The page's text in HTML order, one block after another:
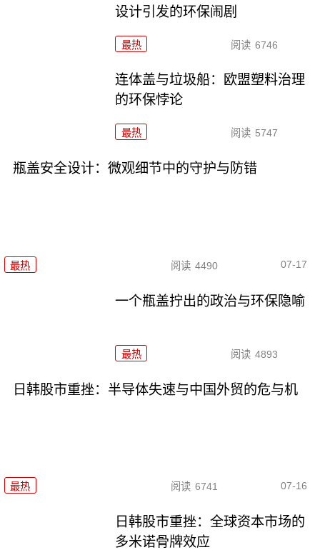
设计引发的环保闹剧
最热 阅读 6746
连体盖与垃圾船：欧盟塑料治理
的环保悖论
最热 阅读 5747
瓶盖安全设计：微观细节中的守护与防错
最热 阅读 4490 07-17
一个瓶盖拧出的政治与环保隐喻
最热 阅读 4893
日韩股市重挫：半导体失速与中国外贸的危与机
最热 阅读 6741 07-16
日韩股市重挫：全球资本市场的
多米诺骨牌效应